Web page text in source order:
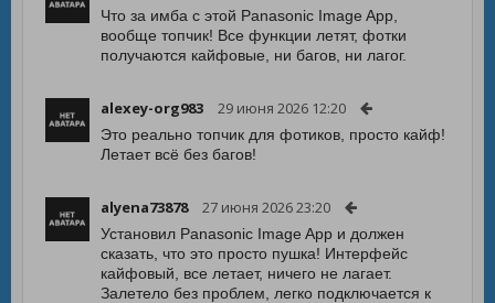
Что за имба с этой Panasonic Image App,
вообще топчик! Все функции летят, фотки
получаются кайфовые, ни багов, ни лагог.
alexey-org983 29 июня 2026 12:20
Это реально топчик для фотиков, просто кайф!
Летает всё без багов!
alyena73878 27 июня 2026 23:20
Установил Panasonic Image App и должен
сказать, что это просто пушка! Интерфейс
кайфовый, все летает, ничего не лагает.
Залетело без проблем, легко подключается к